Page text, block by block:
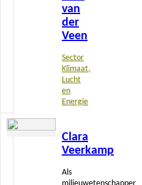
van
der
Veen
Sector
Klimaat,
Lucht
en
Energie
Clara
Veerkamp
Als
Lees